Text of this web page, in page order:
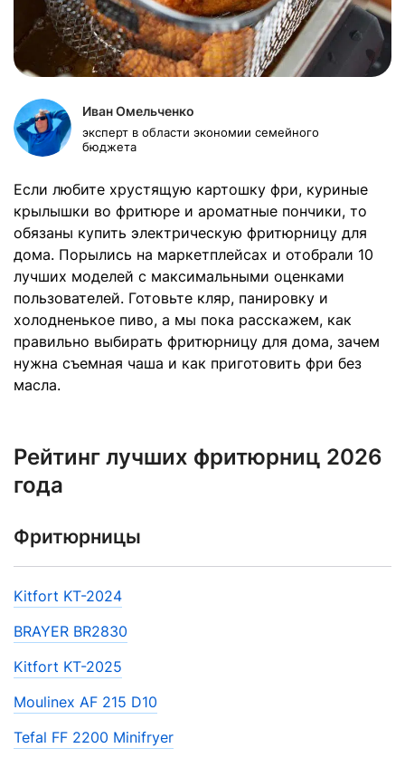
Иван Омельченко
эксперт в области экономии семейного
бюджета
Если любите хрустящую картошку фри, куриные
крылышки во фритюре и ароматные пончики, то
обязаны купить электрическую фритюрницу для
дома. Порылись на маркетплейсах и отобрали 10
лучших моделей с максимальными оценками
пользователей. Готовьте кляр, панировку и
холодненькое пиво, а мы пока расскажем, как
правильно выбирать фритюрницу для дома, зачем
нужна съемная чаша и как приготовить фри без
масла.
Рейтинг лучших фритюрниц 2026
года
Фритюрницы
Kitfort KT-2024
BRAYER BR2830
Kitfort KT-2025
Moulinex AF 215 D10
Tefal FF 2200 Minifryer